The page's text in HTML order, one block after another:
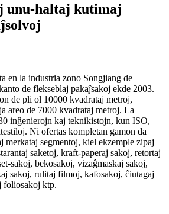
unu-haltaj kutimaj
en la industria zono Songjiang de
de flekseblaj pakaĵsakoj ekde 2003.
de pli ol 10000 kvadrataj metroj,
areo de 7000 kvadrataj metroj. La
inĝenierojn kaj teknikistojn, kun ISO,
Ni ofertas kompletan gamon da
merkataj segmentoj, kiel ekzemple zipaj
saketoj, kraft-paperaj sakoj, retortaj
sakoj, bekosakoj, vizaĝmaskaj sakoj,
sakoj, rulitaj filmoj, kafosakoj, ĉiutagaj
foliosakoj ktp.